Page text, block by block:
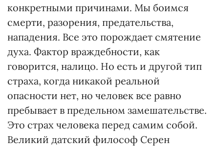
конкретными причинами. Мы боимся
смерти, разорения, предательства,
нападения. Все это порождает смятение
духа. Фактор враждебности, как
говорится, налицо. Но есть и другой тип
страха, когда никакой реальной
опасности нет, но человек все равно
пребывает в предельном замешательстве.
Это страх человека перед самим собой.
Великий датский философ Серен